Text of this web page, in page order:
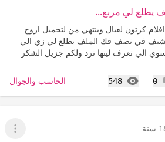
يطلع لي مربع...
كرتون لعيال وينتهي من لتحميل اروح
في نصف فك الملف يطلع لي زي الي
الي تعرف ليتها ترد ولكم جزيل الشكر
إعجاب
0
548
المشاهدات الحاسب والجوال
عرض